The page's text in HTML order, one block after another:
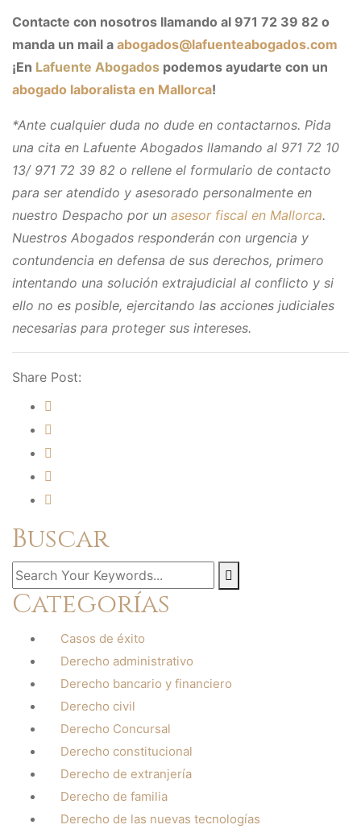
Contacte con nosotros llamando al 971 72 39 82 o
manda un mail a abogados@lafuenteabogados.com
¡En Lafuente Abogados podemos ayudarte con un
abogado laboralista en Mallorca!
*Ante cualquier duda no dude en contactarnos. Pida
una cita en Lafuente Abogados llamando al 971 72 10
13/ 971 72 39 82 o rellene el formulario de contacto
para ser atendido y asesorado personalmente en
nuestro Despacho por un asesor fiscal en Mallorca.
Nuestros Abogados responderán con urgencia y
contundencia en defensa de sus derechos, primero
intentando una solución extrajudicial al conflicto y si
ello no es posible, ejercitando las acciones judiciales
necesarias para proteger sus intereses.
Share Post:
Buscar
Categorías
Casos de éxito
Derecho administrativo
Derecho bancario y financiero
Derecho civil
Derecho Concursal
Derecho constitucional
Derecho de extranjería
Derecho de familia
Derecho de las nuevas tecnologías